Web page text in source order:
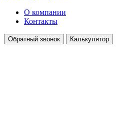
О компании
Контакты
Обратный звонок Калькулятор